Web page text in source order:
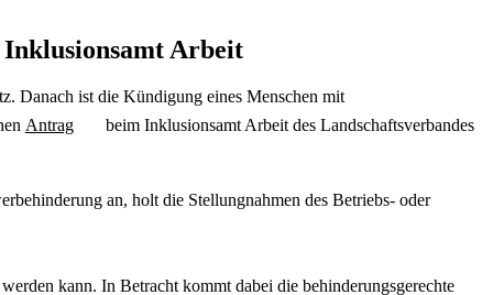
Inklusionsamt Arbeit
Danach ist die Kündigung eines Menschen mit
Antrag beim Inklusionsamt Arbeit des Landschaftsverbandes
an, holt die Stellungnahmen des Betriebs- oder
kann. In Betracht kommt dabei die behinderungsgerechte